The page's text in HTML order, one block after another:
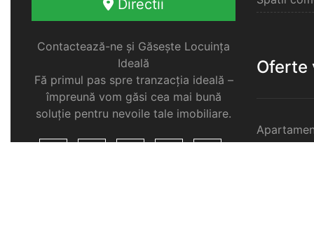
Directii
Contactează-ne și Găsește Locuința
Ideală
Fă primul pas spre tranzacția ideală –
împreună vom găsi cea mai bună
soluție pentru nevoile tale imobiliare.
Oferte